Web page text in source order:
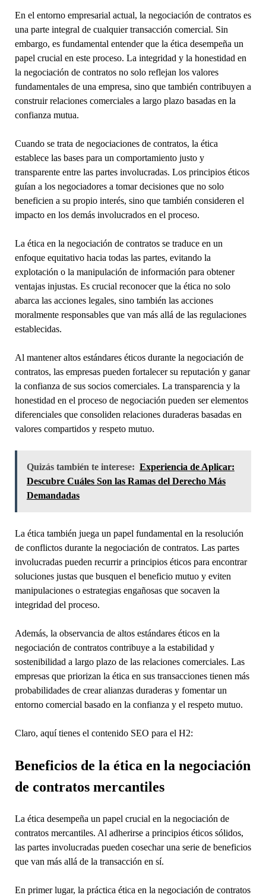
En el entorno empresarial actual, la negociación de contratos es
una parte integral de cualquier transacción comercial. Sin
embargo, es fundamental entender que la ética desempeña un
papel crucial en este proceso. La integridad y la honestidad en
la negociación de contratos no solo reflejan los valores
fundamentales de una empresa, sino que también contribuyen a
construir relaciones comerciales a largo plazo basadas en la
confianza mutua.
Cuando se trata de negociaciones de contratos, la ética
establece las bases para un comportamiento justo y
transparente entre las partes involucradas. Los principios éticos
guían a los negociadores a tomar decisiones que no solo
beneficien a su propio interés, sino que también consideren el
impacto en los demás involucrados en el proceso.
La ética en la negociación de contratos se traduce en un
enfoque equitativo hacia todas las partes, evitando la
explotación o la manipulación de información para obtener
ventajas injustas. Es crucial reconocer que la ética no solo
abarca las acciones legales, sino también las acciones
moralmente responsables que van más allá de las regulaciones
establecidas.
Al mantener altos estándares éticos durante la negociación de
contratos, las empresas pueden fortalecer su reputación y ganar
la confianza de sus socios comerciales. La transparencia y la
honestidad en el proceso de negociación pueden ser elementos
diferenciales que consoliden relaciones duraderas basadas en
valores compartidos y respeto mutuo.
Quizás también te interese: Experiencia de Aplicar:
Descubre Cuáles Son las Ramas del Derecho Más
Demandadas
La ética también juega un papel fundamental en la resolución
de conflictos durante la negociación de contratos. Las partes
involucradas pueden recurrir a principios éticos para encontrar
soluciones justas que busquen el beneficio mutuo y eviten
manipulaciones o estrategias engañosas que socaven la
integridad del proceso.
Además, la observancia de altos estándares éticos en la
negociación de contratos contribuye a la estabilidad y
sostenibilidad a largo plazo de las relaciones comerciales. Las
empresas que priorizan la ética en sus transacciones tienen más
probabilidades de crear alianzas duraderas y fomentar un
entorno comercial basado en la confianza y el respeto mutuo.
Claro, aquí tienes el contenido SEO para el H2:
Beneficios de la ética en la negociación
de contratos mercantiles
La ética desempeña un papel crucial en la negociación de
contratos mercantiles. Al adherirse a principios éticos sólidos,
las partes involucradas pueden cosechar una serie de beneficios
que van más allá de la transacción en sí.
En primer lugar, la práctica ética en la negociación de contratos